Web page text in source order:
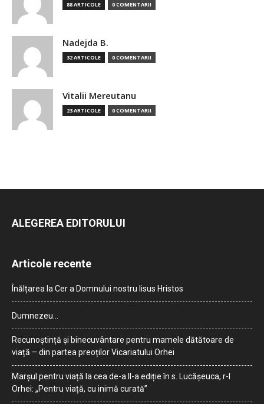
88 ARTICOLE 0 COMENTARII
Nadejda B.
32 ARTICOLE 0 COMENTARII
Vitalii Mereutanu
23 ARTICOLE 0 COMENTARII
ALEGEREA EDITORULUI
Articole recente
Înălțarea la Cer a Domnului nostru Iisus Hristos
Dumnezeu…
Recunoștință și binecuvântare pentru mamele dătătoare de
viață – din partea preoților Vicariatului Orhei
Marșul pentru viață la cea de-a II-a ediție în s. Lucășeuca, r-l
Orhei: „Pentru viață, cu inimă curată”